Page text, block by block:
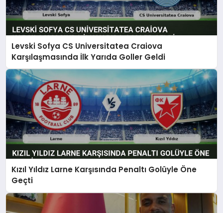
Levski Sofya CS Universitatea Craiova
Karşılaşmasında İlk Yarıda Goller Geldi
Kızıl Yıldız Larne Karşısında Penaltı Golüyle Öne
Geçti